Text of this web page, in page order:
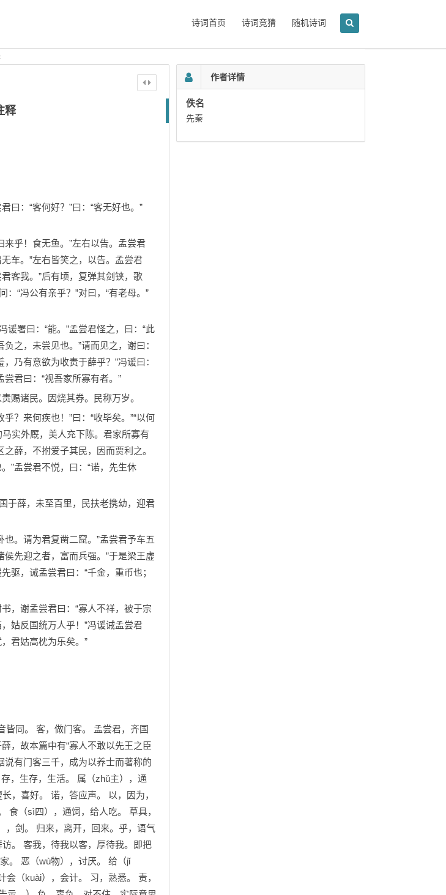
诗词首页 诗词竞猜 随机诗词
释
：“客何好？”曰：“客无好也。”
乎！食无鱼。”左右以告。孟尝君
车。”左右皆笑之，以告。孟尝君
客我。”后有顷，复弹其剑铗，歌
“冯公有亲乎？”对曰，“有老母。”
署曰：“能。”孟尝君怪之，曰：“此
之，未尝见也。”请而见之，谢曰：
乃有意欲为收责于薛乎？”冯谖曰：
君曰：“视吾家所寡有者。”
诸民。因烧其券。民称万岁。
来何疾也！”曰：“收毕矣。”“以何
马实外厩，美人充下陈。君家所寡有
薛，不拊爱子其民，因而贾利之。
”孟尝君不悦，曰：“诺，先生休
薛，未至百里，民扶老携幼，迎君
。请为君复凿二窟。”孟尝君予车五
先迎之者，富而兵强。”于是梁王虚
驱，诫孟尝君曰：“千金，重币也；
谢孟尝君曰：“寡人不祥，被于宗
姑反国统万人乎！”冯谖诫孟尝君
君姑高枕为乐矣。”
皆同。 客，做门客。 孟尝君，齐国
，故本篇中有“寡人不敢以先王之臣
说有门客三千，成为以养士而著称的
，生存，生活。 属（zhǔ主），通
，喜好。 诺，答应声。 以，因为，
食（sì四），通饲，给人吃。 草具，
，剑。 归来，离开，回来。乎，语气
。 客我，待我以客，厚待我。即把
。 恶（wù物），讨厌。 给（jǐ
（kuài），会计。 习，熟悉。 责，
作者详情
佚名
先秦